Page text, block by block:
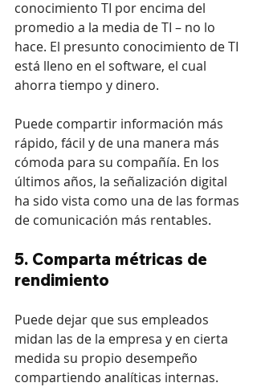
conocimiento TI por encima del
promedio a la media de TI – no lo
hace. El presunto conocimiento de TI
está lleno en el software, el cual
ahorra tiempo y dinero.
Puede compartir información más
rápido, fácil y de una manera más
cómoda para su compañía. En los
últimos años, la señalización digital
ha sido vista como una de las formas
de comunicación más rentables.
5. Comparta métricas de
rendimiento
Puede dejar que sus empleados
midan las de la empresa y en cierta
medida su propio desempeño
compartiendo analíticas internas.